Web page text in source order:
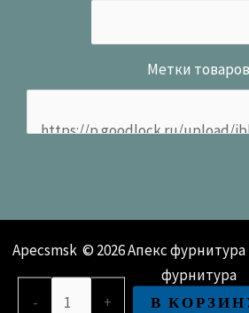
Метки товаров
Apecsmsk © 2026 Апекс
фурнитура
-
+ В